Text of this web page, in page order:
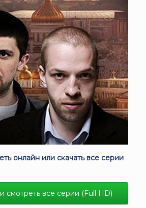
онлайн или скачать все серии
смотреть все серии (Full HD)